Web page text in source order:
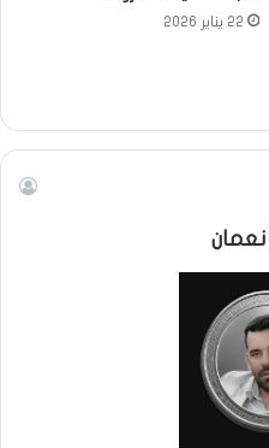
22 يناير 2026